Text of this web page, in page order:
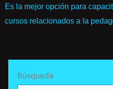
Es la mejor opción para
cursos relacionados a la
Búsqueda
for: